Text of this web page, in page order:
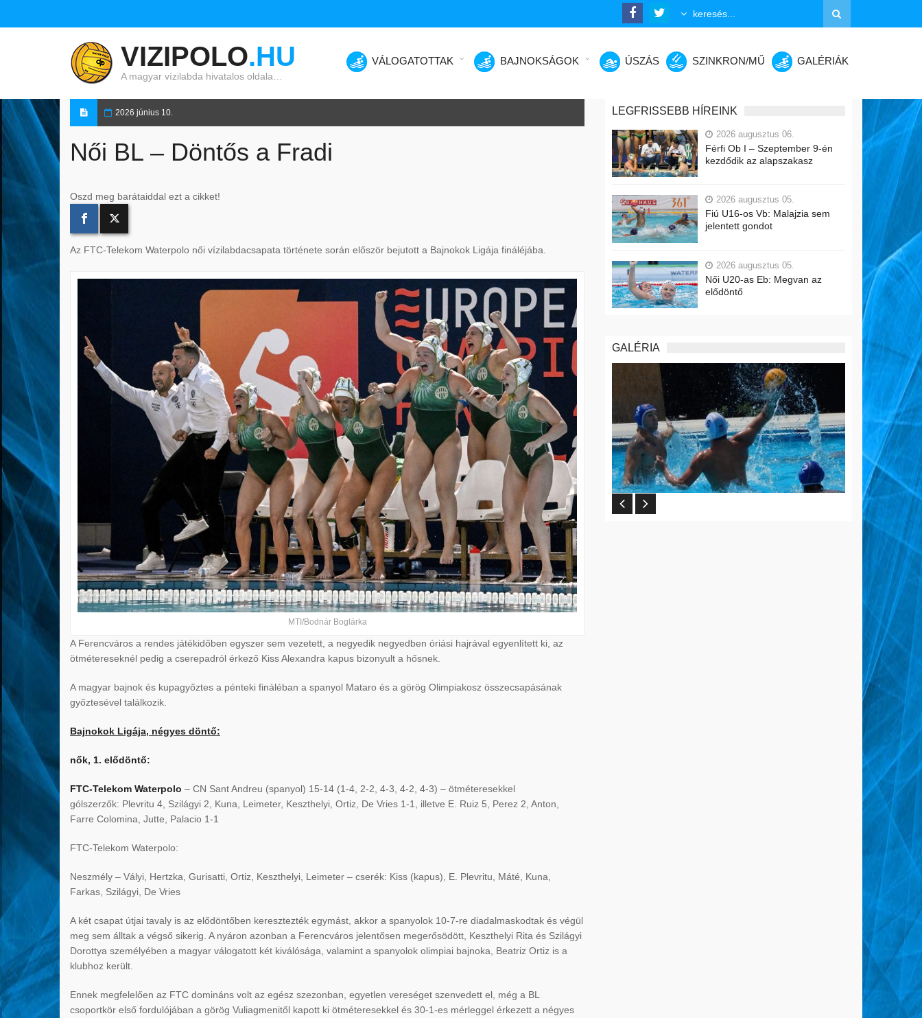
VIZIPOLO.HU
A magyar vízilabda hivatalos oldala…
VÁLOGATOTTAK BAJNOKSÁGOK ÚSZÁS SZINKRON/MŰ GALÉRIÁK
2026 június 10.
Női BL – Döntős a Fradi
Oszd meg barátaiddal ezt a cikket!
Az FTC-Telekom Waterpolo női vízilabdacsapata története során először bejutott a Bajnokok Ligája fináléjába.
MTI/Bodnár Boglárka
A Ferencváros a rendes játékidőben egyszer sem vezetett, a negyedik negyedben óriási hajrával egyenlített ki, az
ötmétereseknél pedig a cserepadról érkező Kiss Alexandra kapus bizonyult a hősnek.
A magyar bajnok és kupagyőztes a pénteki fináléban a spanyol Mataro és a görög Olimpiakosz összecsapásának
győztesével találkozik.
Bajnokok Ligája, négyes döntő:
nők, 1. elődöntő:
FTC-Telekom Waterpolo – CN Sant Andreu (spanyol) 15-14 (1-4, 2-2, 4-3, 4-2, 4-3) – ötméteresekkel
gólszerzők: Plevritu 4, Szilágyi 2, Kuna, Leimeter, Keszthelyi, Ortiz, De Vries 1-1, illetve E. Ruiz 5, Perez 2, Anton,
Farre Colomina, Jutte, Palacio 1-1
FTC-Telekom Waterpolo:
Neszmély – Vályi, Hertzka, Gurisatti, Ortiz, Keszthelyi, Leimeter – cserék: Kiss (kapus), E. Plevritu, Máté, Kuna,
Farkas, Szilágyi, De Vries
A két csapat útjai tavaly is az elődöntőben keresztezték egymást, akkor a spanyolok 10-7-re diadalmaskodtak és végül
meg sem álltak a végső sikerig. A nyáron azonban a Ferencváros jelentősen megerősödött, Keszthelyi Rita és Szilágyi
Dorottya személyében a magyar válogatott két kiválósága, valamint a spanyolok olimpiai bajnoka, Beatriz Ortiz is a
klubhoz került.
Ennek megfelelően az FTC domináns volt az egész szezonban, egyetlen vereséget szenvedett el, még a BL
csoportkör első fordulójában a görög Vuliagmenitől kapott ki ötméteresekkel és 30-1-es mérleggel érkezett a négyes
LEGFRISSEBB HÍREINK
2026 augusztus 06.
Férfi Ob I – Szeptember 9-én
kezdődik az alapszakasz
2026 augusztus 05.
Fiú U16-os Vb: Malajzia sem
jelentett gondot
2026 augusztus 05.
Női U20-as Eb: Megvan az
elődöntő
GALÉRIA